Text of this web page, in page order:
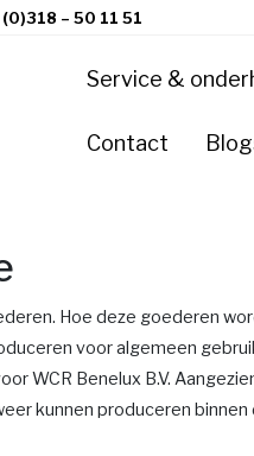
(0)318 – 50 11 51
Service &
Contact
Hoe deze goederen
voor algemeen
WCR Benelux B.V.
kunnen produceren